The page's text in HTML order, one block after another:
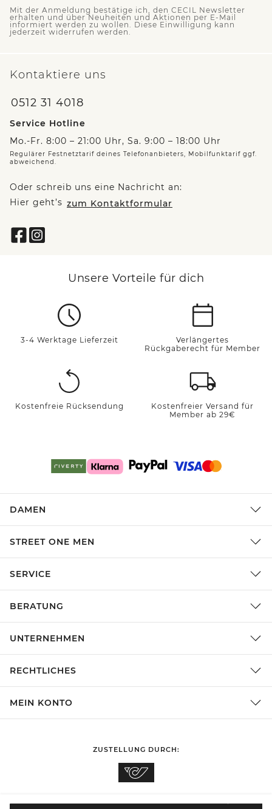
Mit der Anmeldung bestätige ich, den CECIL Newsletter
erhalten und über Neuheiten und Aktionen per E-Mail
informiert werden zu wollen. Diese Einwilligung kann
jederzeit widerrufen werden.
Kontaktiere uns
0512 31 4018
Service Hotline
Mo.-Fr. 8:00 – 21:00 Uhr, Sa. 9:00 – 18:00 Uhr
Regulärer Festnetztarif deines Telefonanbieters, Mobilfunktarif ggf.
abweichend.
Oder schreib uns eine Nachricht an:
Hier geht’s zum Kontaktformular
Unsere Vorteile für dich
3-4 Werktage Lieferzeit
Verlängertes
Rückgaberecht für Member
Kostenfreie Rücksendung
Kostenfreier Versand für
Member ab 29€
DAMEN
STREET ONE MEN
SERVICE
BERATUNG
UNTERNEHMEN
RECHTLICHES
MEIN KONTO
ZUSTELLUNG DURCH: